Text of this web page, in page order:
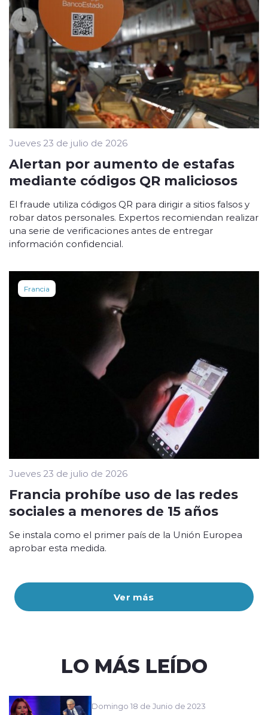
Ver más
Jueves 23 de julio de 2026
Alertan por aumento de estafas
mediante códigos QR maliciosos
El fraude utiliza códigos QR para dirigir a sitios falsos y
robar datos personales. Expertos recomiendan realizar
una serie de verificaciones antes de entregar
información confidencial.
Francia
Jueves 23 de julio de 2026
Francia prohíbe uso de las redes
sociales a menores de 15 años
Se instala como el primer país de la Unión Europea
aprobar esta medida.
LO MÁS LEÍDO
Domingo 18 de Junio de 2023